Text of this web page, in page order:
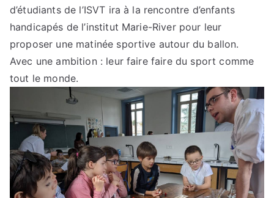
d’étudiants de l’ISVT ira à la rencontre d’enfants
handicapés de l’institut Marie-River pour leur
proposer une matinée sportive autour du ballon.
Avec une ambition : leur faire faire du sport comme
tout le monde.